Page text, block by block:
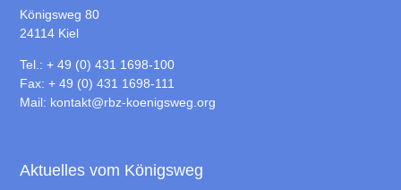
Königsweg 80
24114 Kiel
Tel.: + 49 (0) 431 1698-100
Fax: + 49 (0) 431 1698-111
Mail: kontakt@rbz-koenigsweg.org
Aktuelles vom Königsweg